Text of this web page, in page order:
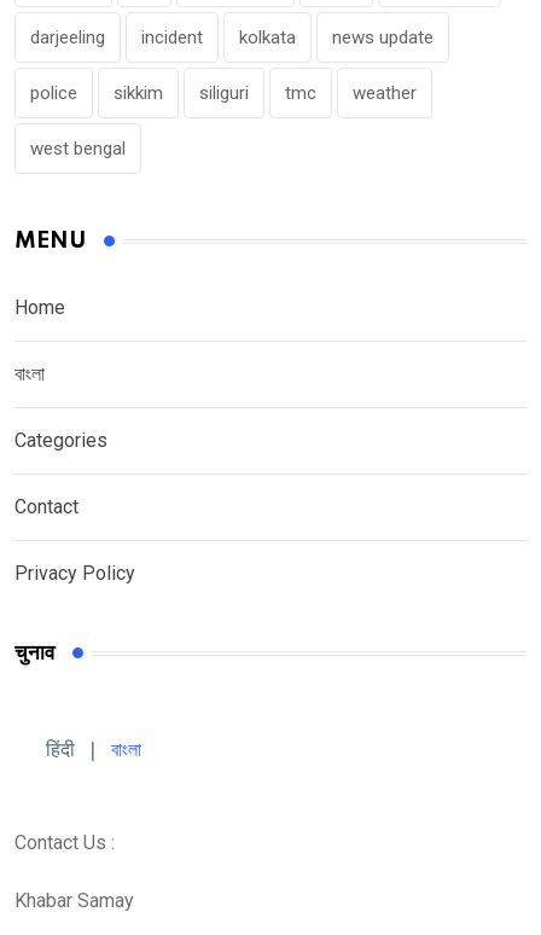
darjeeling incident kolkata news update
police sikkim siliguri tmc weather
west bengal
MENU
Home
বাংলা
Categories
Contact
Privacy Policy
चुनाव
हिंदी | বাংলা
Contact Us :
Khabar Samay